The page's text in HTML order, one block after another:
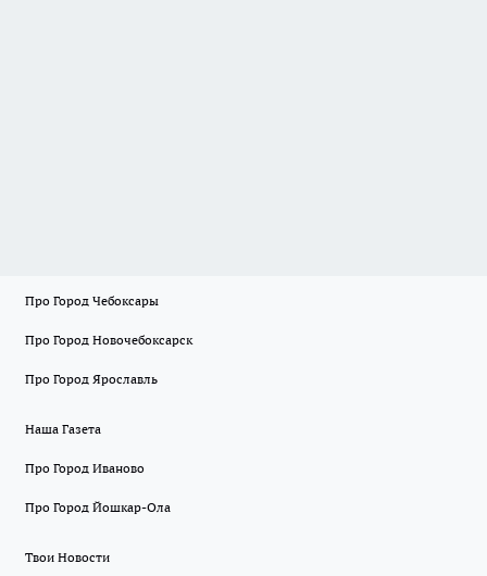
Про Город Чебоксары
Про Город Новочебоксарск
Про Город Ярославль
Наша Газета
Про Город Иваново
Про Город Йошкар-Ола
Твои Новости